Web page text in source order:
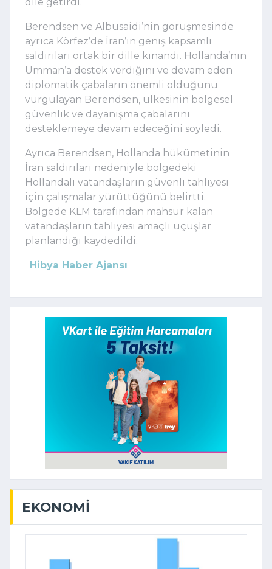
Berendsen ve Albusaidi’nin görüşmesinde
ayrıca Körfez’de İran’ın geniş kapsamlı
saldırıları ortak bir dille kınandı. Hollanda’nın
Umman’a destek verdiğini ve devam eden
diplomatik çabaların önemli olduğunu
vurgulayan Berendsen, ülkesinin bölgesel
güvenlik ve dayanışma çabalarını
desteklemeye devam edeceğini söyledi.
Ayrıca Berendsen, Hollanda hükümetinin
İran saldırıları nedeniyle bölgedeki
Hollandalı vatandaşların güvenli tahliyesi
için çalışmalar yürüttüğünü belirtti.
Bölgede KLM tarafından mahsur kalan
vatandaşların tahliyesi amaçlı uçuşlar
planlandığı kaydedildi.
Hibya Haber Ajansı
EKONOMI